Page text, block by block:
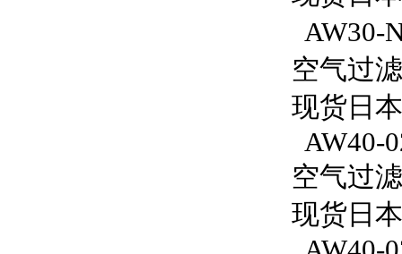
AW30-
空气过
现货日
AW40-
空气过
现货日